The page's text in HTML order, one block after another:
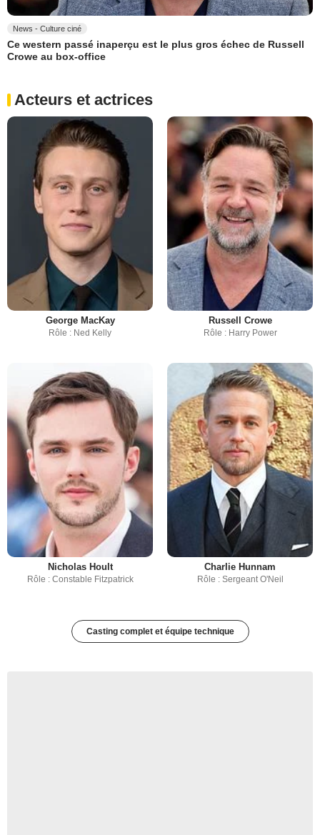
News - Culture ciné
Ce western passé inaperçu est le plus gros échec de Russell
Crowe au box-office
Acteurs et actrices
George MacKay
Rôle : Ned Kelly
Russell Crowe
Rôle : Harry Power
Nicholas Hoult
Rôle : Constable Fitzpatrick
Charlie Hunnam
Rôle : Sergeant O'Neil
Casting complet et équipe technique